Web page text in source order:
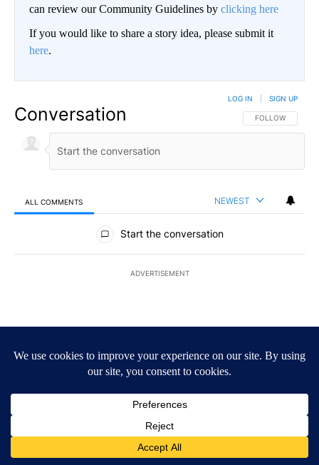
can review our Community Guidelines by clicking here
If you would like to share a story idea, please submit it
here.
Conversation FOLLOW THIS
FOLLOW
LOG IN SIGN UP
ALL COMMENTS NEWEST
All Comments
Start the conversation
ADVERTISEMENT
The following is a list of the most commented articles in the last
A trending article titled "‘It’s been chaotic’: Trump’s
‘It’s been chaotic’: Trump’s immigration crackdown
prompts worries from industry groups
A trending article titled "Trump’s top general is ‘looking for an
Trump’s top general is ‘looking for an off-ramp’ from
Iran war as US military options remain limited,
sources say